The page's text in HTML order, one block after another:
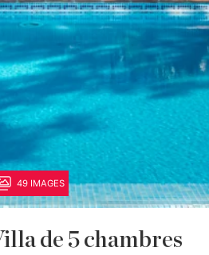
49 IMAGES
de 5 chambres